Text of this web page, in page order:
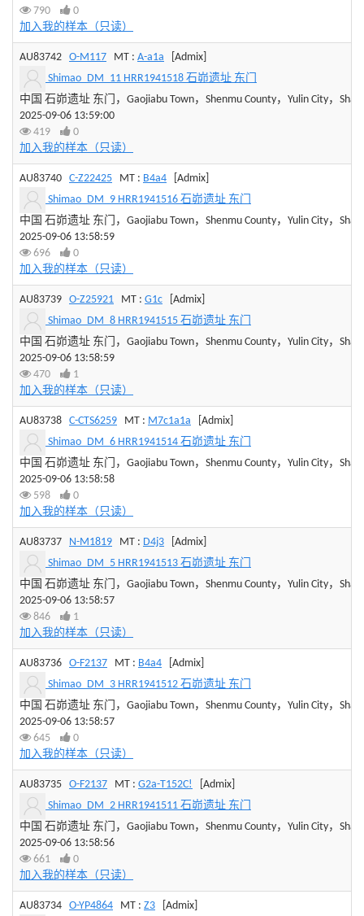
790
0
加入我的样本（只读）
AU83742 O-M117 MT : A-a1a [Admix]
Shimao_DM_11 HRR1941518 石峁遗址 东门
中国 石峁遗址 东门，Gaojiabu Town，Shenmu County，Yulin City，
2025-09-06 13:59:00
419
0
加入我的样本（只读）
AU83740 C-Z22425 MT : B4a4 [Admix]
Shimao_DM_9 HRR1941516 石峁遗址 东门
中国 石峁遗址 东门，Gaojiabu Town，Shenmu County，Yulin City，
2025-09-06 13:58:59
696
0
加入我的样本（只读）
AU83739 O-Z25921 MT : G1c [Admix]
Shimao_DM_8 HRR1941515 石峁遗址 东门
中国 石峁遗址 东门，Gaojiabu Town，Shenmu County，Yulin City，
2025-09-06 13:58:59
470
1
加入我的样本（只读）
AU83738 C-CTS6259 MT : M7c1a1a [Admix]
Shimao_DM_6 HRR1941514 石峁遗址 东门
中国 石峁遗址 东门，Gaojiabu Town，Shenmu County，Yulin City，
2025-09-06 13:58:58
598
0
加入我的样本（只读）
AU83737 N-M1819 MT : D4j3 [Admix]
Shimao_DM_5 HRR1941513 石峁遗址 东门
中国 石峁遗址 东门，Gaojiabu Town，Shenmu County，Yulin City，
2025-09-06 13:58:57
846
1
加入我的样本（只读）
AU83736 O-F2137 MT : B4a4 [Admix]
Shimao_DM_3 HRR1941512 石峁遗址 东门
中国 石峁遗址 东门，Gaojiabu Town，Shenmu County，Yulin City，
2025-09-06 13:58:57
645
0
加入我的样本（只读）
AU83735 O-F2137 MT : G2a-T152C!
[Admix]
Shimao_DM_2 HRR1941511 石峁遗址 东门
中国 石峁遗址 东门，Gaojiabu Town，Shenmu County，Yulin City，
2025-09-06 13:58:56
661
0
加入我的样本（只读）
AU83734 O-YP4864 MT : Z3 [Admix]